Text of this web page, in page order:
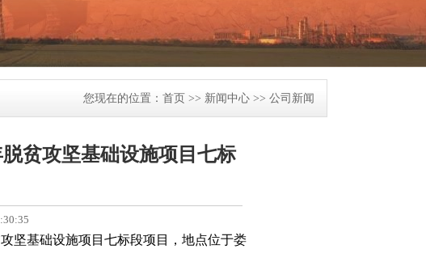
您现在的位置： 首页 >> 新闻中心 >> 公司新闻
贫攻坚基础设施项目七标
坚基础设施项目七标段项目，地点位于娄